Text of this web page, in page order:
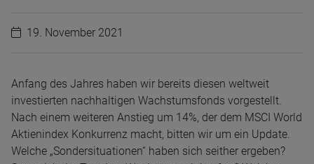
19. November 2021
Anfang des Jahres haben wir bereits diesen weltweit
investierten nachhaltigen Wachstumsfonds vorgestellt.
Nach einem weiteren Anstieg um 14%, der dem MSCI World
Aktienindex Konkurrenz macht, bitten wir um ein Update.
Welche „Sondersituationen“ haben sich seither ergeben?